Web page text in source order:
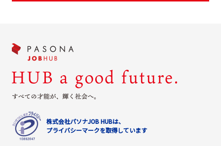
株式会社パソナJOB HUBは、
プライバシーマークを取得しています